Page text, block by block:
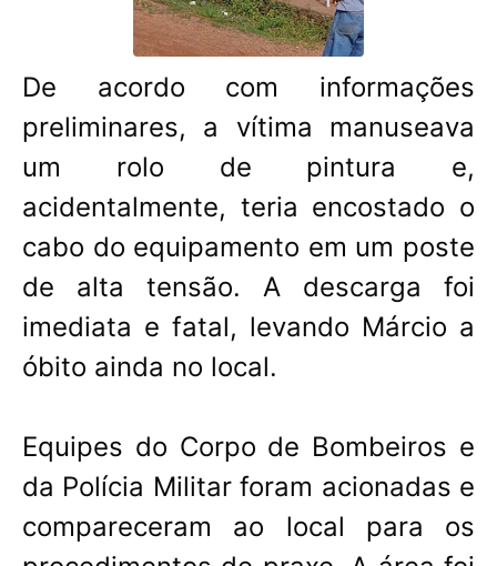
De acordo com informações
preliminares, a vítima manuseava
um rolo de pintura e,
acidentalmente, teria encostado o
cabo do equipamento em um poste
de alta tensão. A descarga foi
imediata e fatal, levando Márcio a
óbito ainda no local.
Equipes do Corpo de Bombeiros e
da Polícia Militar foram acionadas e
compareceram ao local para os